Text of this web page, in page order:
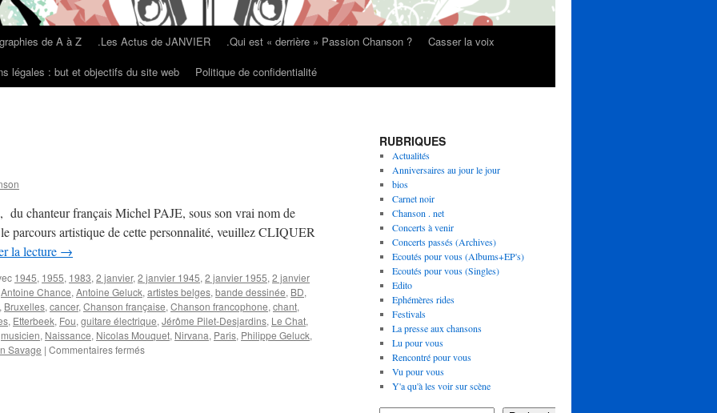
de A à Z .Les Actus de JANVIER .Qui est « derrière » Passion Chanson ?
Casser la voix
légales : but et objectifs du site web Politique de confidentialité
du chanteur français Michel PAJE, sous son vrai nom de
parcours artistique de cette personnalité, veuillez CLIQUER
la lecture →
1945, 1955, 1983, 2 janvier, 2 janvier 1945, 2 janvier 1955, 2 janvier
Antoine Chance, Antoine Geluck, artistes belges, bande dessinée, BD,
, Bruxelles, cancer, Chanson française, Chanson francophone, chant,
, Etterbeek, Fou, guitare électrique, Jérôme Pilet-Desjardins, Le Chat,
musicien, Naissance, Nicolas Mouquet, Nirvana, Paris, Philippe Geluck,
Savage | Commentaires ferméssur
RUBRIQUES
Actualités
Anniversaires au jour le jour
bios
Carnet noir
Chanson . net
Concerts à venir
Concerts passés (Archives)
Ecoutés pour vous (Albums+EP's)
Ecoutés pour vous (Singles)
Edito
Ephémères rides
Festivals
La presse aux chansons
Lu pour vous
Rencontré pour vous
Vu pour vous
Y'a qu'à les voir sur scène